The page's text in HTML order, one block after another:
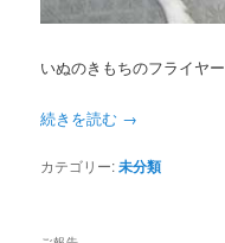
いぬのきもちのフライヤー
続きを読む →
カテゴリー:未分類